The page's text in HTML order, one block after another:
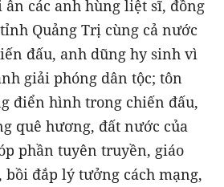
các anh hùng liệt sĩ, đồng
Quảng Trị cùng cả nước
đấu, anh dũng hy sinh vì
giải phóng dân tộc; tôn
điển hình trong chiến đấu,
quê hương, đất nước của
phần tuyên truyền, giáo
bồi đắp lý tưởng cách mạng,